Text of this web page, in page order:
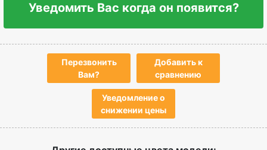
Уведомить Вас когда он появится?
Перезвонить
Вам?
Добавить к
сравнению
Уведомление о
снижении цены